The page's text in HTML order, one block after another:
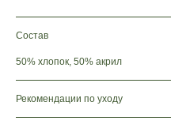
Состав
50% хлопок, 50% акрил
Рекомендации по уходу